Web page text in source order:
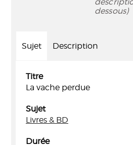
dessous)
Sujet Description
Titre
La vache perdue
Sujet
Livres & BD
Durée